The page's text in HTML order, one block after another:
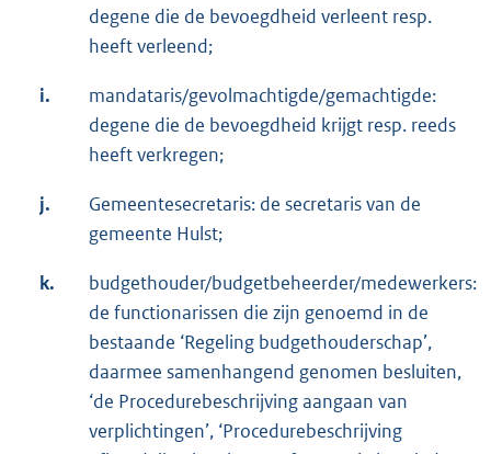
degene die de bevoegdheid verleent resp.
heeft verleend;
i.
mandataris/gevolmachtigde/gemachtigde:
degene die de bevoegdheid krijgt resp. reeds
heeft verkregen;
j.
Gemeentesecretaris: de secretaris van de
gemeente Hulst;
k.
budgethouder/budgetbeheerder/medewerkers:
de functionarissen die zijn genoemd in de
bestaande ‘Regeling budgethouderschap’,
daarmee samenhangend genomen besluiten,
‘de Procedurebeschrijving aangaan van
verplichtingen’, ‘Procedurebeschrijving